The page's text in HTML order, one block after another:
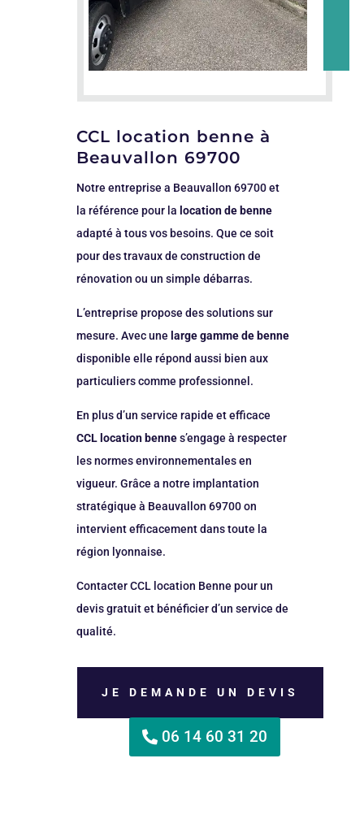
CCL location benne à
Beauvallon 69700
Notre entreprise a Beauvallon 69700 et
la référence pour la location de benne
adapté à tous vos besoins. Que ce soit
pour des travaux de construction de
rénovation ou un simple débarras.
L’entreprise propose des solutions sur
mesure. Avec une large gamme de benne
disponible elle répond aussi bien aux
particuliers comme professionnel.
En plus d’un service rapide et efficace
CCL location bennes’engage à respecter
les normes environnementales en
vigueur. Grâce a notre implantation
stratégique à Beauvallon 69700 on
intervient efficacement dans toute la
région lyonnaise.
Contacter CCL location Benne pour un
devis gratuit et bénéficier d’un service de
qualité.
JE DEMANDE UN DEVIS
06 14 60 31 20